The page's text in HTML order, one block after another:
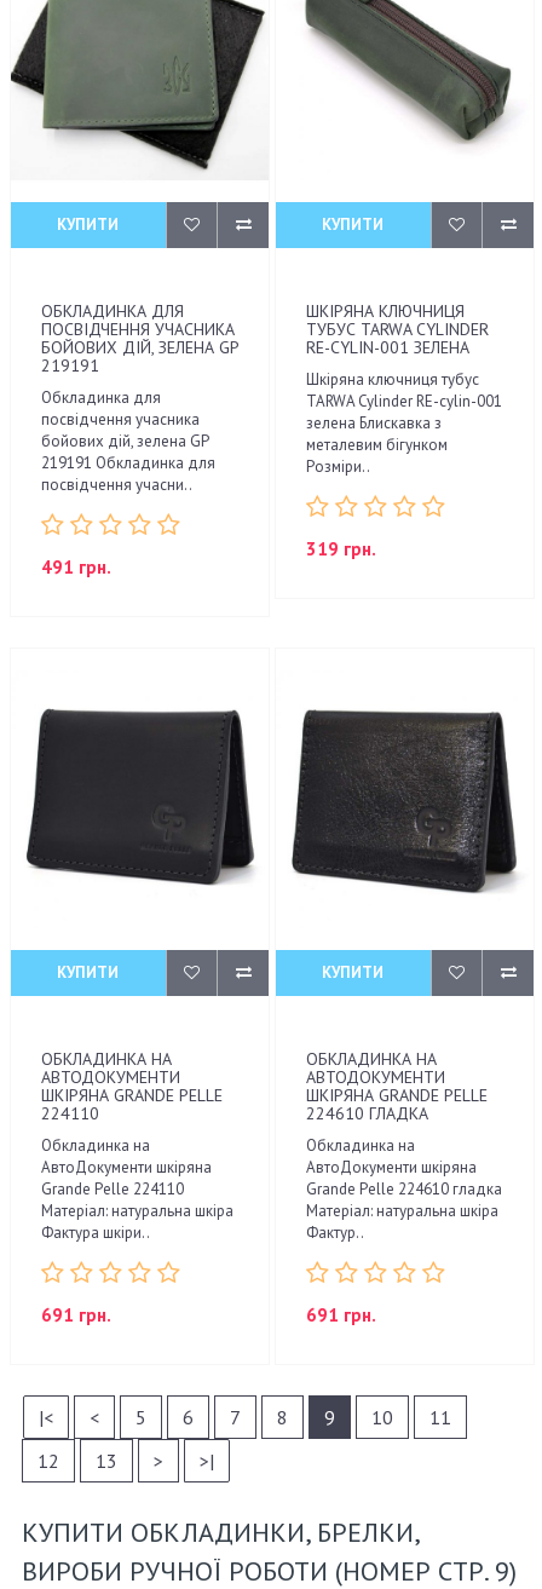
КУПИТИ
ОБКЛАДИНКА ДЛЯ
ПОСВІДЧЕННЯ УЧАСНИКА
БОЙОВИХ ДІЙ, ЗЕЛЕНА GP
219191
Обкладинка для
посвідчення учасника
бойових дій, зелена GP
219191 Обкладинка для
посвідчення учасни..
491 грн.
КУПИТИ
ШКІРЯНА КЛЮЧНИЦЯ
ТУБУС TARWA CYLINDER
RE-CYLIN-001 ЗЕЛЕНА
Шкіряна ключниця тубус
TARWA Cylinder RE-cylin-001
зелена Блискавка з
металевим бігунком
Розміри..
319 грн.
КУПИТИ
ОБКЛАДИНКА НА
АВТОДОКУМЕНТИ
ШКІРЯНА GRANDE PELLE
224110
Обкладинка на
АвтоДокументи шкіряна
Grande Pelle 224110
Матеріал: натуральна шкіра
Фактура шкіри..
691 грн.
КУПИТИ
ОБКЛАДИНКА НА
АВТОДОКУМЕНТИ
ШКІРЯНА GRANDE PELLE
224610 ГЛАДКА
Обкладинка на
АвтоДокументи шкіряна
Grande Pelle 224610 гладка
Матеріал: натуральна шкіра
Фактур..
691 грн.
|< < 5 6 7 8 9 10
11
12
13 > >|
КУПИТИ ОБКЛАДИНКИ, БРЕЛКИ,
ВИРОБИ РУЧНОЇ РОБОТИ (НОМЕР СТР. 9)